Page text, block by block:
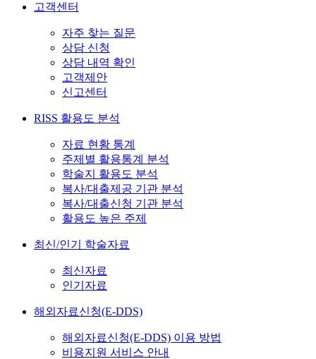
고객센터
자주 찾는 질문
상담 신청
상담 내역 확인
고객제안
신고센터
RISS 활용도 분석
자료 현황 통계
주제별 활용통계 분석
학술지 활용도 분석
복사/대출제공 기관 분석
복사/대출신청 기관 분석
활용도 높은 주제
최신/인기 학술자료
최신자료
인기자료
해외자료신청(E-DDS)
해외자료신청(E-DDS) 이용 방법
비용지원 서비스 안내